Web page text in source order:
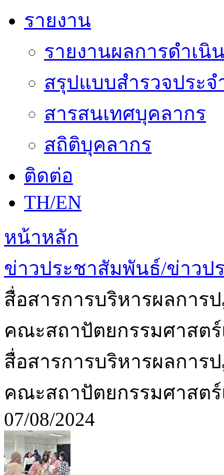
รายงาน
รายงานผลการดำเนิ
สรุปแบบสำรวจประจ
สารสนเทศบุคลากร
สถิติบุคลากร
ติดต่อ
TH/EN
หน้าหลัก
ข่าวประชาสัมพันธ์/ข่าวป
สื่อสารการบริหารผลการ
คณะสถาปัตยกรรมศาสต
สื่อสารการบริหารผลการ
คณะสถาปัตยกรรมศาสต
07/08/2024